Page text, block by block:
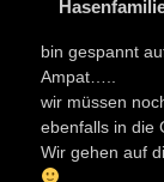
bin gespannt
Ampat…..
wir müssen
ebenfalls in die
Wir gehen auf